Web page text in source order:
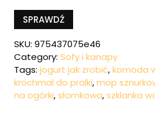
SPRAWDŹ
SKU: 975437075e46
Category: Sofy i kanapy
Tags: jogurt jak zrobić,komoda
krochmal do pralki,mop
na ogórki,słomkowa,szklanka